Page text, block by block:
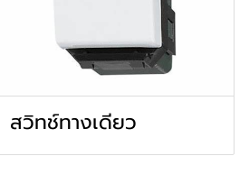
สวิทช์ทางเดียว